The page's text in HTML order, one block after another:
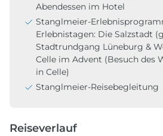
Abendessen im Hotel
Stanglmeier-
Erlebnistagen: Die Salzstadt
Stadtrundgang Lüneburg &
Celle im Advent (Besuch des
in Celle)
Stanglmeier-Reisebegleitung
Reiseverlauf